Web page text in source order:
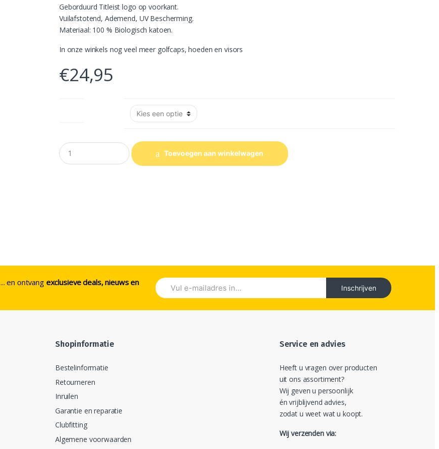
Geborduurd Titleist logo op voorkant.
Vuilafstotend, Ademend, UV Bescherming.
Materiaal: 100 % Biologisch katoen.
In onze winkels nog veel meer golfcaps, hoeden en visors
€24,95
A
a
n
Toevoegen aan winkelwagen
... en ontvang exclusieve deals, nieuws en
Inschrijven
Shopinformatie
Bestelinformatie
Retourneren
Inruilen
Garantie en reparatie
Clubfitting
Algemene voorwaarden
Service en advies
Heeft u vragen over producten
uit ons assortiment?
Wij geven u persoonlijk
én vrijblijvend advies,
zodat u weet wat u koopt.
Wij verzenden via: